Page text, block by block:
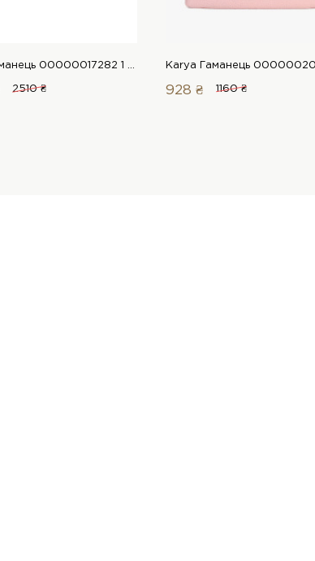
2510 ₴ 928 ₴ 1160 ₴